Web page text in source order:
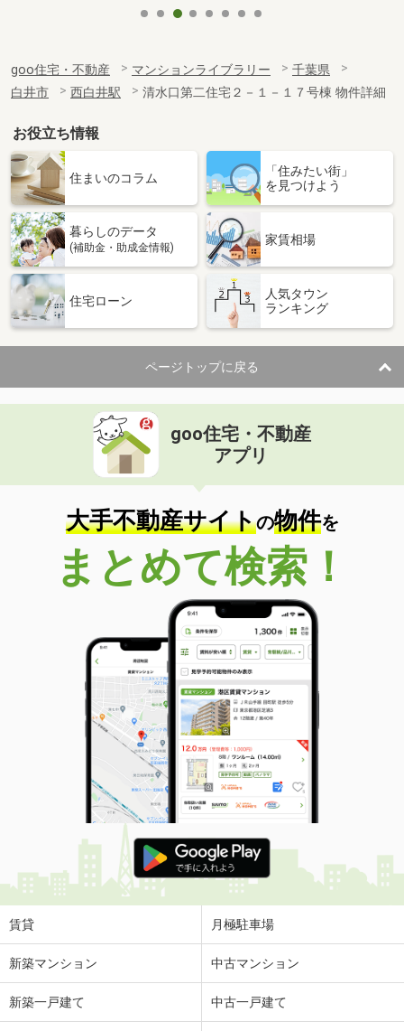
goo住宅・不動産 マンションライブラリー
千葉県
白井市
西白井駅 清水口第二住宅２－１－１７号棟 物件詳細
お役立ち情報
住まいのコラム
「住みたい街」
を見つけよう
暮らしのデータ
(補助金・助成金情報)
家賃相場
住宅ローン
人気タウン
ランキング
ページトップに戻る
goo住宅・不動産
アプリ
大手不動産サイトの物件を
まとめて検索！
賃貸 月極駐車場
新築マンション 中古マンション
新築一戸建て 中古一戸建て